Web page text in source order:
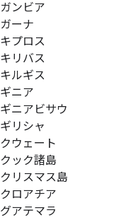
ガンビア
ガーナ
キプロス
キリバス
キルギス
ギニア
ギニアビサウ
ギリシャ
クウェート
クック諸島
クリスマス島
クロアチア
グアテマラ